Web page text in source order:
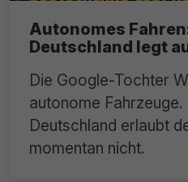
Autonomes
Deutschland legt
Die Google-Tochter
autonome
Deutschland erlaubt
momentan nicht.